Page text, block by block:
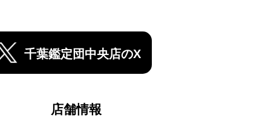
千葉鑑定団中央店のX
店舗情報